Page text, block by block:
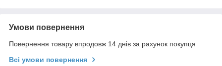
Умови повернення
Повернення товару впродовж 14 днів за рахунок покупця
Всі умови повернення